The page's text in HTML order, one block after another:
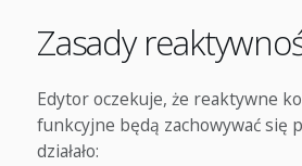
Zasady
Edytor oczekuje, że reaktywne
funkcyjne będą zachowywać się
działało: